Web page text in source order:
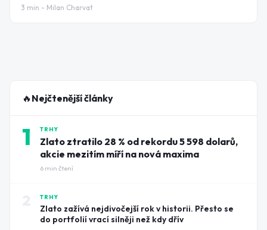
3 min - Milan Charvat
🔥 Nejčtenější články
1 TRHY
Zlato ztratilo 28 % od rekordu 5 598 dolarů,
akcie mezitím míří na nová maxima
6 min čtení
TRHY
Zlato zažívá nejdivočejší rok v historii. Přesto se
do portfolií vrací silněji než kdy dřív